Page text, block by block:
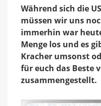
des
Tages
Während sich die
müssen wir uns
immerhin war
Menge los und es
Kracher umsonst
für euch das Beste
zusammengestellt.